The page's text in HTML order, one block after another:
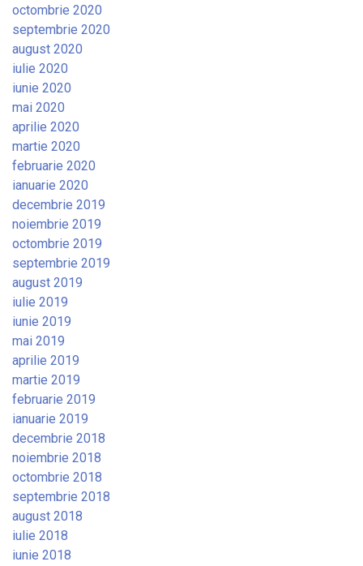
octombrie 2020
septembrie 2020
august 2020
iulie 2020
iunie 2020
mai 2020
aprilie 2020
martie 2020
februarie 2020
ianuarie 2020
decembrie 2019
noiembrie 2019
octombrie 2019
septembrie 2019
august 2019
iulie 2019
iunie 2019
mai 2019
aprilie 2019
martie 2019
februarie 2019
ianuarie 2019
decembrie 2018
noiembrie 2018
octombrie 2018
septembrie 2018
august 2018
iulie 2018
iunie 2018